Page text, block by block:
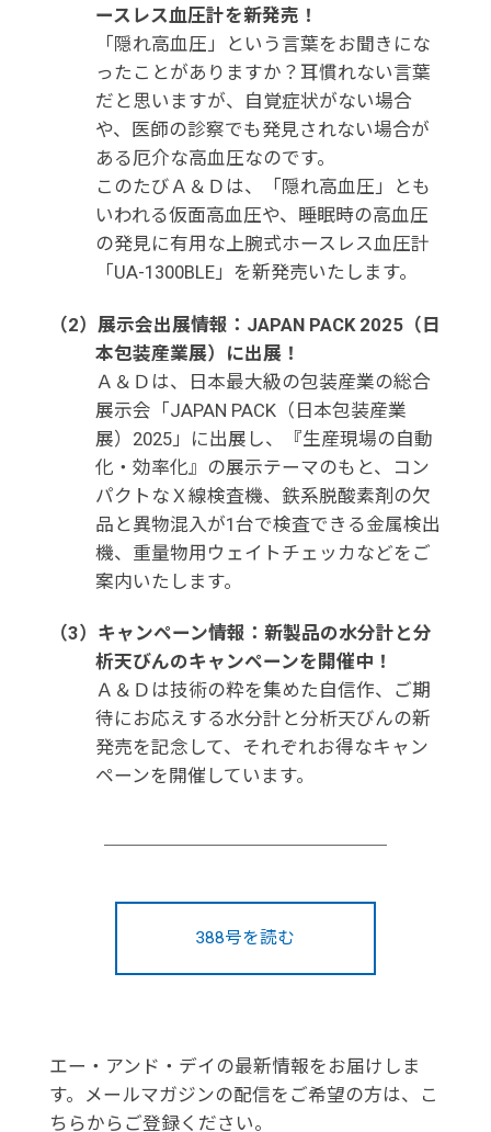
ースレス血圧計を新発売！
「隠れ高血圧」という言葉をお聞きにな
ったことがありますか？耳慣れない言葉
だと思いますが、自覚症状がない場合
や、医師の診察でも発見されない場合が
ある厄介な高血圧なのです。
このたびＡ＆Ｄは、「隠れ高血圧」とも
いわれる仮面高血圧や、睡眠時の高血圧
の発見に有用な上腕式ホースレス血圧計
「UA-1300BLE」を新発売いたします。
（2）展示会出展情報：JAPAN PACK 2025（日
本包装産業展）に出展！
Ａ＆Ｄは、日本最大級の包装産業の総合
展示会「JAPAN PACK（日本包装産業
展）2025」に出展し、『生産現場の自動
化・効率化』の展示テーマのもと、コン
パクトなＸ線検査機、鉄系脱酸素剤の欠
品と異物混入が1台で検査できる金属検出
機、重量物用ウェイトチェッカなどをご
案内いたします。
（3）キャンペーン情報：新製品の水分計と分
析天びんのキャンペーンを開催中！
Ａ＆Ｄは技術の粋を集めた自信作、ご期
待にお応えする水分計と分析天びんの新
発売を記念して、それぞれお得なキャン
ペーンを開催しています。
388号を読む
エー・アンド・デイの最新情報をお届けしま
す。メールマガジンの配信をご希望の方は、こ
ちらからご登録ください。